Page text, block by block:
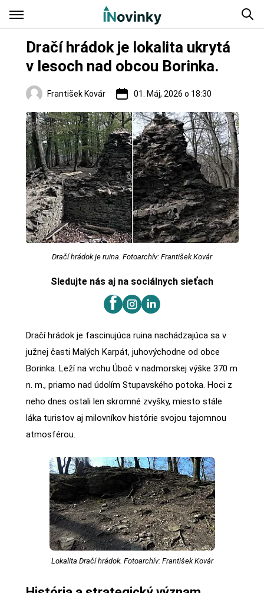
Dračí hrádok je lokalita ukrytá
v lesoch nad obcou Borinka.
František Kovár 01. Máj, 2026 o 18:30
Hrady a zámky
Dračí hrádok je ruina. Fotoarchív: František Kovár
Sledujte nás aj na sociálnych sieťach
Dračí hrádok je fascinujúca ruina nachádzajúca sa v
južnej časti Malých Karpát, juhovýchodne od obce
Borinka. Leží na vrchu Úboč v nadmorskej výške 370 m
n. m., priamo nad údolím Stupavského potoka. Hoci z
neho dnes ostali len skromné zvyšky, miesto stále
láka turistov aj milovníkov histórie svojou tajomnou
atmosférou.
Lokalita Dračí hrádok. Fotoarchív: František Kovár